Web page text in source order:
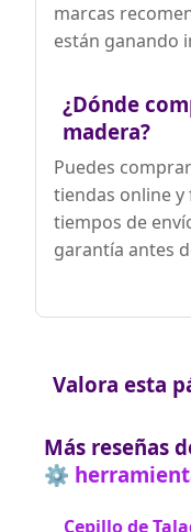
marcas
están ganando
¿Dónde
madera?
Puedes
tiendas online y
tiempos de
garantía antes
Valora esta
Más reseñas
⚙️
Cepillo de